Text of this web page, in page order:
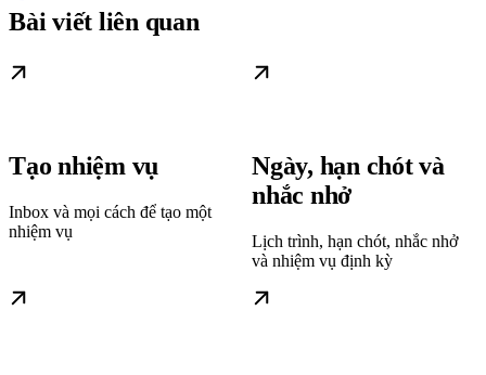
Bài viết liên quan
Tạo nhiệm vụ
Inbox và mọi cách để tạo một
nhiệm vụ
Ngày, hạn chót và
nhắc nhở
Lịch trình, hạn chót, nhắc nhở
và nhiệm vụ định kỳ